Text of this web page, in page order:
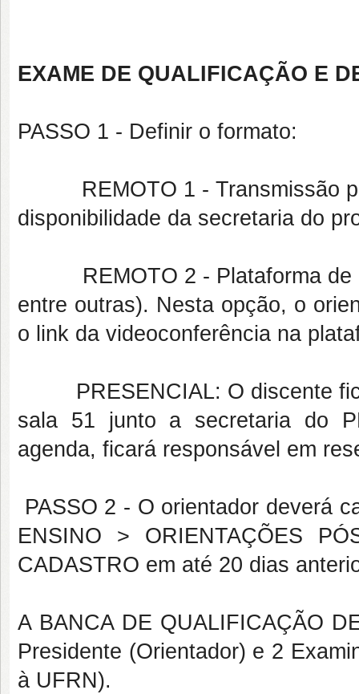
EXAME DE QUALIFICAÇÃO E
PASSO 1 - Definir o formato:
REMOTO 1 - Transmissão
disponibilidade da secretaria do
REMOTO 2 - Plataforma de
entre outras). Nesta opção, o
o link da videoconferência na
PRESENCIAL: O discente fica
sala 51 junto a secretaria do
agenda, ficará responsável em
PASSO 2 - O orientador deverá
ENSINO > ORIENTAÇÕES
CADASTRO em até 20 dias
A BANCA DE QUALIFICAÇÃO
Presidente (Orientador) e 2
à UFRN).